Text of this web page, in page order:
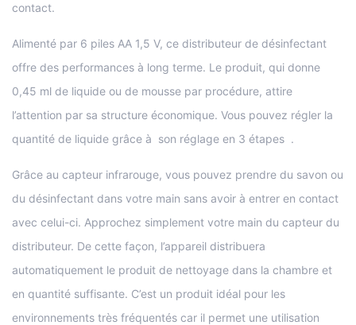
contact.
Alimenté par 6 piles AA 1,5 V, ce distributeur de désinfectant
offre des performances à long terme. Le produit, qui donne
0,45 ml de liquide ou de mousse par procédure, attire
l’attention par sa structure économique. Vous pouvez régler la
quantité de liquide grâce à son réglage en 3 étapes .
Grâce au capteur infrarouge, vous pouvez prendre du savon ou
du désinfectant dans votre main sans avoir à entrer en contact
avec celui-ci. Approchez simplement votre main du capteur du
distributeur. De cette façon, l’appareil distribuera
automatiquement le produit de nettoyage dans la chambre et
en quantité suffisante. C’est un produit idéal pour les
environnements très fréquentés car il permet une utilisation